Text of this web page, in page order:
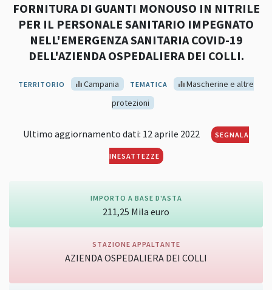
FORNITURA DI GUANTI MONOUSO IN NITRILE
PER IL PERSONALE SANITARIO IMPEGNATO
NELL'EMERGENZA SANITARIA COVID-19
DELL'AZIENDA OSPEDALIERA DEI COLLI.
TERRITORIO Campania TEMATICA
Mascherine e altre
protezioni
Ultimo aggiornamento dati: 12 aprile 2022 SEGNALA
INESATTEZZE
IMPORTO A BASE D'ASTA
211,25 Mila euro
STAZIONE APPALTANTE
AZIENDA OSPEDALIERA DEI COLLI